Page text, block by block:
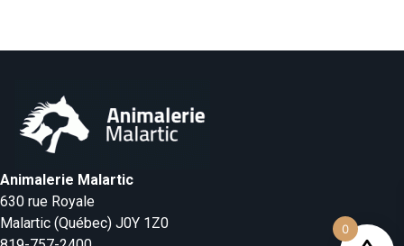
Animalerie Malartic
630 rue Royale
Malartic (Québec) J0Y 1Z0
0